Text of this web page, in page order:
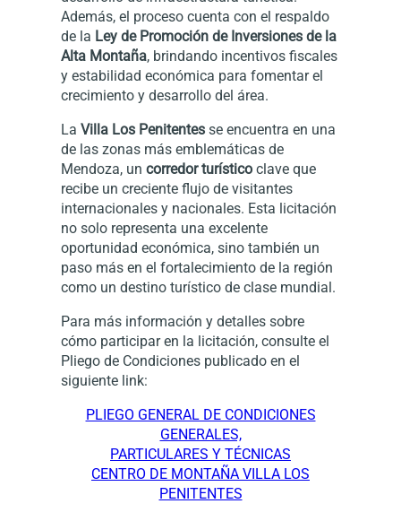
Además, el proceso cuenta con el respaldo
de la Ley de Promoción de Inversiones de la
Alta Montaña, brindando incentivos fiscales
y estabilidad económica para fomentar el
crecimiento y desarrollo del área.
La Villa Los Penitentes se encuentra en una
de las zonas más emblemáticas de
Mendoza, un corredor turístico clave que
recibe un creciente flujo de visitantes
internacionales y nacionales. Esta licitación
no solo representa una excelente
oportunidad económica, sino también un
paso más en el fortalecimiento de la región
como un destino turístico de clase mundial.
Para más información y detalles sobre
cómo participar en la licitación, consulte el
Pliego de Condiciones publicado en el
siguiente link:
PLIEGO GENERAL DE CONDICIONES
GENERALES,
PARTICULARES Y TÉCNICAS
CENTRO DE MONTAÑA VILLA LOS
PENITENTES